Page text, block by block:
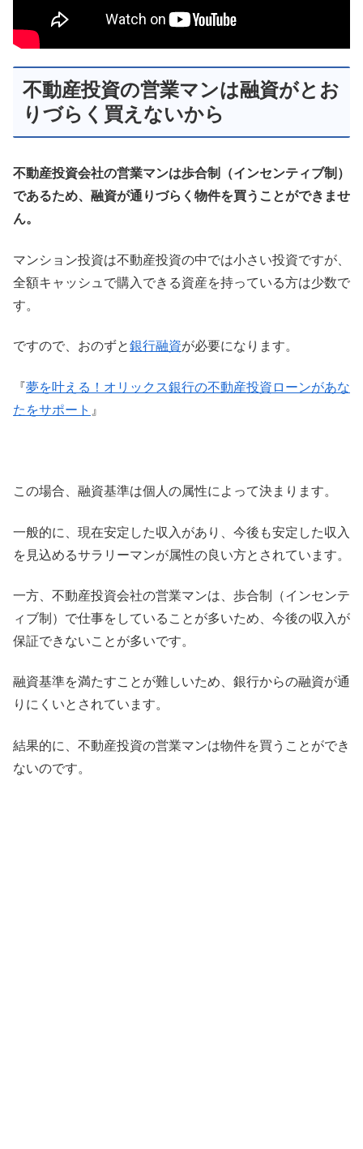
不動産投資の営業マンは融資がとお
りづらく買えないから
不動産投資会社の営業マンは歩合制（インセンティブ制）
であるため、融資が通りづらく物件を買うことができませ
ん。
マンション投資は不動産投資の中では小さい投資ですが、
全額キャッシュで購入できる資産を持っている方は少数で
す。
ですので、おのずと銀行融資が必要になります。
『夢を叶える！オリックス銀行の不動産投資ローンがあな
たをサポート 』
この場合、融資基準は個人の属性によって決まります。
一般的に、現在安定した収入があり、今後も安定した収入
を見込めるサラリーマンが属性の良い方とされています。
一方、不動産投資会社の営業マンは、歩合制（インセンテ
ィブ制）で仕事をしていることが多いため、今後の収入が
保証できないことが多いです。
融資基準を満たすことが難しいため、銀行からの融資が通
りにくいとされています。
結果的に、不動産投資の営業マンは物件を買うことができ
ないのです。